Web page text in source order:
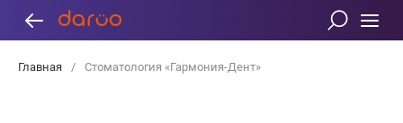
Главная / Стоматология «Гармония-Дент»